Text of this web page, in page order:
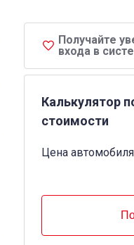
Получайте
входа в
Калькулятор
стоимости
Цена автомобиля